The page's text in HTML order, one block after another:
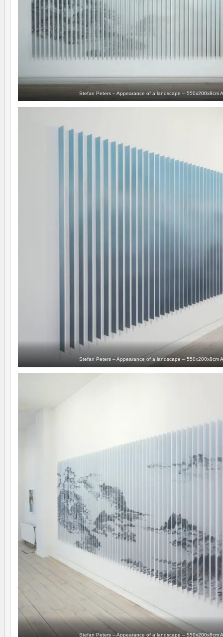
Stefan Peters – Appearance of a landscape – 550x200x8cm
Stefan Peters – Appearance of a landscape – 550x200x8cm
Stefan Peters – Appearance of a landscape – 550x200x8cm